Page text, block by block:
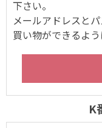
下さい。
メールアドレスと
買い物ができるよう
K